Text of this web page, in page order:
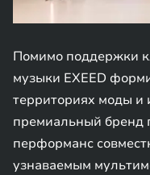
Помимо поддержки
музыки EXEED
территориях моды и
премиальный бренд
перформанс
узнаваемым